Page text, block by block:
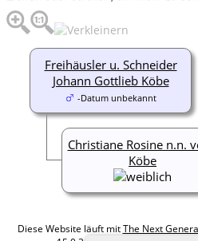
Freihäusler u. Schneider
Johann Gottlieb Köbe
-Datum unbekannt
Christiane Rosine n.n.
Köbe
Diese Website läuft mitThe Next